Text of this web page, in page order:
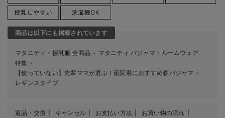
商品は以下にも掲載されています
マタニティ・授乳服 全商品 ＞
マタニティ パジャマ・ルームウェア
特集
＞
【使っていない】先輩ママが選ぶ！産院着におすすめ春パジャマ ＞
レギンスタイプ
返品・交換 キャンセル お支払い方法
お買い物の流れ